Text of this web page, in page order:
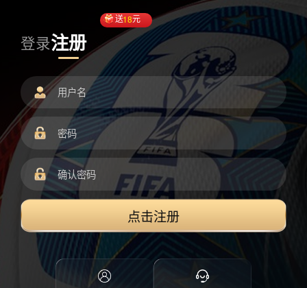
登录注册
送18元
点击注册